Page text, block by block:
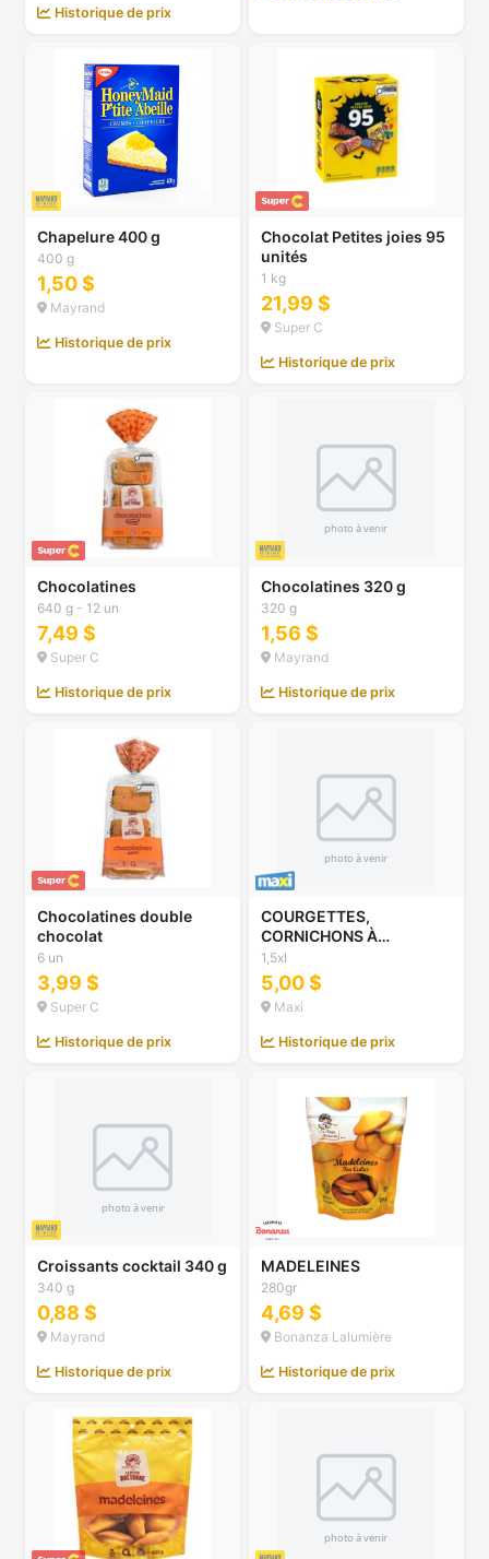
Historique de prix
Chapelure 400 g
400 g
1,50 $
Mayrand
Historique de prix
Chocolat Petites joies 95
unités
1 kg
21,99 $
Super C
Historique de prix
Chocolatines
640 g - 12 un
7,49 $
Super C
Historique de prix
Chocolatines 320 g
320 g
1,56 $
Mayrand
Historique de prix
Chocolatines double
chocolat
6 un
3,99 $
Super C
Historique de prix
COURGETTES,
CORNICHONS À
MARINER, PETITES
POMMES DE TERRE
BLANCHES, 3 L OU
CAROTTES NANTAISES,
BETTRAVES OU PRUNES
JAUNES, 1,5 L
1,5xl
5,00 $
Maxi
Historique de prix
Croissants cocktail 340 g
340 g
0,88 $
Mayrand
Historique de prix
MADELEINES
280gr
4,69 $
Bonanza Lalumière
Historique de prix